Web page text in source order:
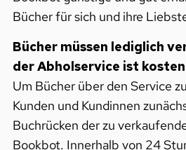
Bücher für sich und ihre
Bücher müssen lediglich
der Abholservice ist
Um Bücher über den Service
Kunden und Kundinnen
Buchrücken der zu
Bookbot. Innerhalb von 24